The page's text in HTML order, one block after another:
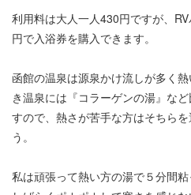
利用料は大人一人430円ですが、
円で入浴券を購入できます。
函館の温泉は源泉かけ流しが多く
き温泉には『コラーゲンの湯』な
すので、熱さが苦手な方はそちら
う。
私は頑張って熱い方の湯で５分間